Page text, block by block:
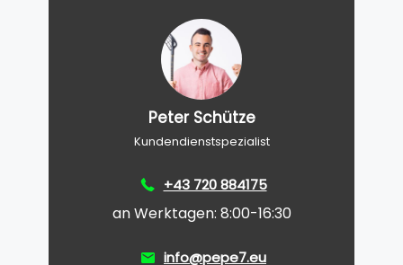
Peter Schütze
Kundendienstspezialist
+43 720 884175
an Werktagen: 8:00-16:30
info@pepe7.eu